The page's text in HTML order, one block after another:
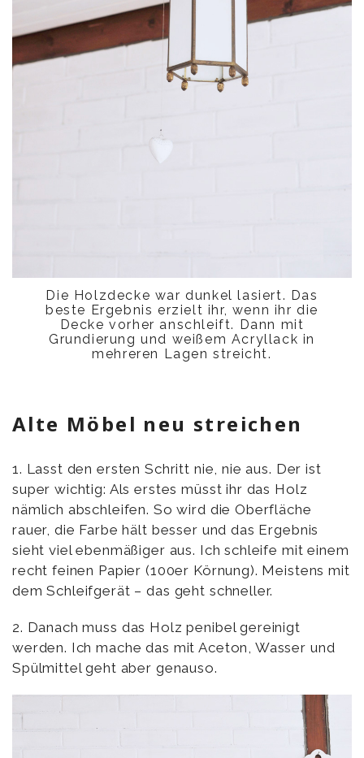
Die Holzdecke war dunkel lasiert. Das
beste Ergebnis erzielt ihr, wenn ihr die
Decke vorher anschleift. Dann mit
Grundierung und weißem Acryllack in
mehreren Lagen streicht.
Alte Möbel neu streichen
1. Lasst den ersten Schritt nie, nie aus. Der ist
super wichtig: Als erstes müsst ihr das Holz
nämlich abschleifen. So wird die Oberfläche
rauer, die Farbe hält besser und das Ergebnis
sieht viel ebenmäßiger aus. Ich schleife mit einem
recht feinen Papier (100er Körnung). Meistens mit
dem Schleifgerät – das geht schneller.
2. Danach muss das Holz penibel gereinigt
werden. Ich mache das mit Aceton, Wasser und
Spülmittel geht aber genauso.